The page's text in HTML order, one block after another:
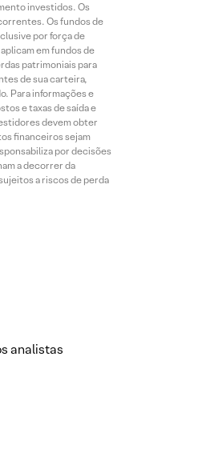
investidos. Os
Os fundos de
por força de
em fundos de
patrimoniais para
de sua carteira,
Para informações e
e taxas de saída e
devem obter
financeiros sejam
por decisões
a decorrer da
a riscos de perda
analistas